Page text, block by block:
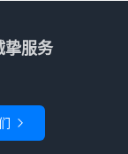
挚服务
